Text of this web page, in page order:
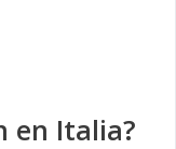
en Italia?